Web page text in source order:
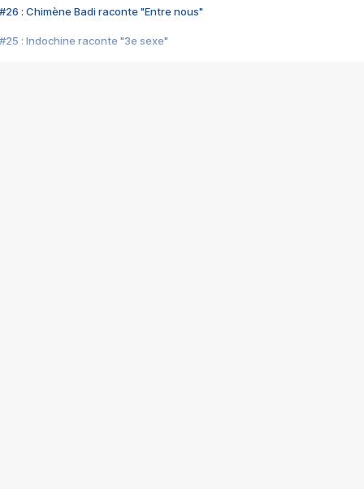
#26 : Chimène Badi raconte "Entre nous"
#25 : Indochine raconte "3e sexe"